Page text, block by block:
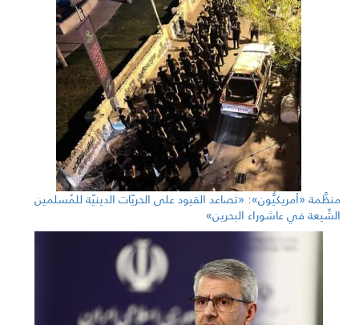
منظَّمة «أمريكيُّون»: «تصاعد القيود على الحريّات الدينيّة للمُسلمين
الشّيعة في عاشوراء البحرين»